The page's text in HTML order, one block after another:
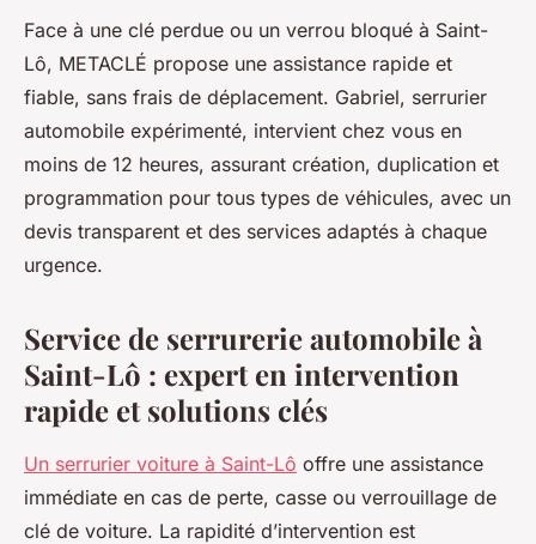
Serrurier automobile à saint-
lô : solutions clés à la
demande !
Théo•11 septembre 2025•7 min de lecture
Face à une clé perdue ou un verrou bloqué à Saint-
Lô, METACLÉ propose une assistance rapide et
fiable, sans frais de déplacement. Gabriel, serrurier
automobile expérimenté, intervient chez vous en
moins de 12 heures, assurant création, duplication et
programmation pour tous types de véhicules, avec un
devis transparent et des services adaptés à chaque
urgence.
Service de serrurerie automobile à
Saint-Lô : expert en intervention
rapide et solutions clés
Un serrurier voiture à Saint-Lô offre une assistance
immédiate en cas de perte, casse ou verrouillage de
clé de voiture. La rapidité d’intervention est